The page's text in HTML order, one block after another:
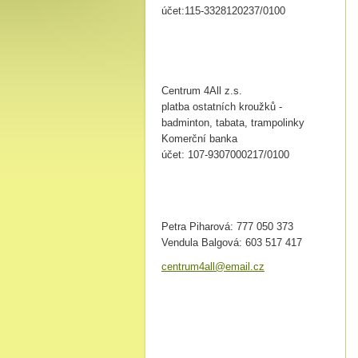
účet:115-3328120237/0100
Centrum 4All z.s.
platba ostatních kroužků -
badminton, tabata, trampolinky
Komerční banka
účet: 107-9307000217/0100
Petra Piharová: 777 050 373
Vendula Balgová: 603 517 417
centrum4all@emai l.cz